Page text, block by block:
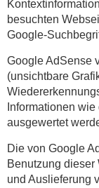
besuchten
Google-
Google AdSense
(unsichtbare
Informationen
ausgewertet
Die von Google
Benutzung
und Auslieferung